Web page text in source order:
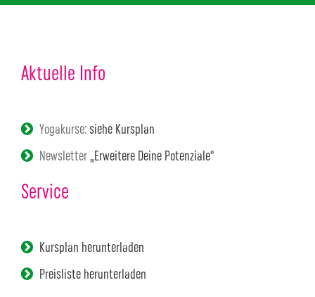
Aktuelle Info
Yogakurse:siehe Kursplan
Newsletter „Erweitere Deine Potenziale"
Service
Kursplan herunterladen
Preisliste herunterladen